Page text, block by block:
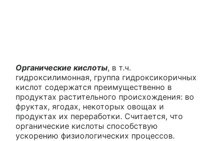
Органические кислоты, в т.ч.
гидроксилимонная, группа гидроксикоричных
кислот содержатся преимущественно в
продуктах растительного происхождения: во
фруктах, ягодах, некоторых овощах и
продуктах их переработки. Считается, что
органические кислоты способствую
ускорению физиологических процессов.